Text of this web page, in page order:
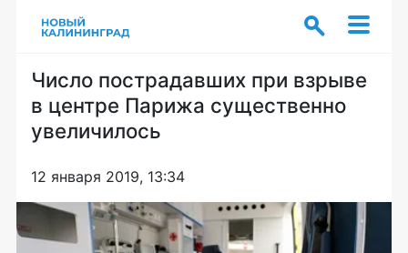
Число пострадавших при взрыве
в центре Парижа существенно
увеличилось
12 января 2019, 13:34